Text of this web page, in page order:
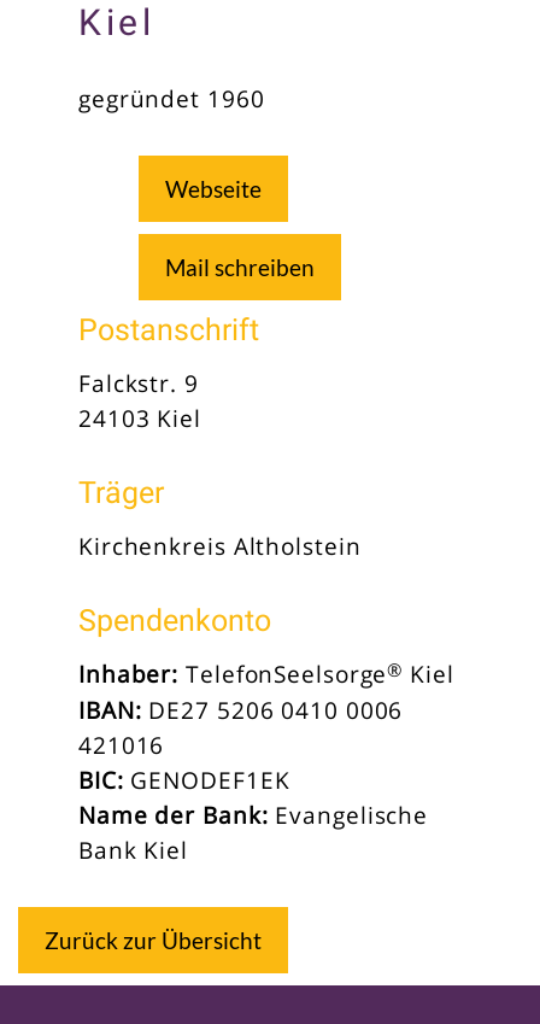
Kiel
gegründet 1960
Webseite
Mail schreiben
Postanschrift
Falckstr. 9
24103 Kiel
Träger
Kirchenkreis Altholstein
Spendenkonto
Inhaber: TelefonSeelsorge® Kiel
IBAN: DE27 5206 0410 0006
421016
BIC: GENODEF1EK
Name der Bank: Evangelische
Bank Kiel
Zurück zur Übersicht